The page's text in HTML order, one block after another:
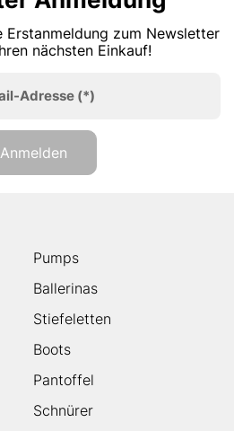
Erstanmeldung zum Newsletter
nächsten Einkauf!
Adresse (*)
Anmelden
Pumps
Ballerinas
Stiefeletten
Boots
Pantoffel
Schnürer